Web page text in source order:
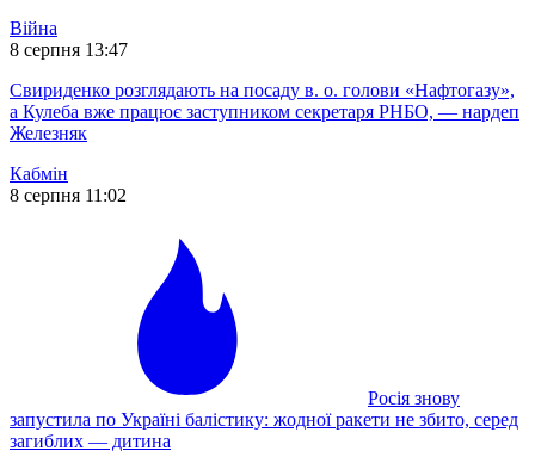
Війна
8 серпня 13:47
Свириденко розглядають на посаду в. о. голови «Нафтогазу»,
а Кулеба вже працює заступником секретаря РНБО, — нардеп
Железняк
Кабмін
8 серпня 11:02
Росія знову
запустила по Україні балістику: жодної ракети не збито, серед
загиблих — дитина